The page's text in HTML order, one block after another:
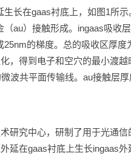
在gaas衬底上，如图1所示
au）接触形成。ingaas吸收
的梯度。总的吸收区厚度
，得到电子和空穴的最小渡
波共平面传输线。au接触层
究中心，研制了用于光通信
延在gaas衬底上生长ingaas外